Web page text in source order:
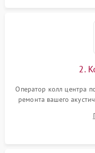
2.
Оператор колл центра
ремонта вашего